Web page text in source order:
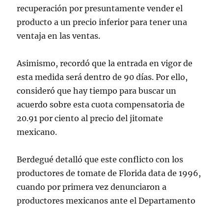
recuperación por presuntamente vender el
producto a un precio inferior para tener una
ventaja en las ventas.
Asimismo, recordó que la entrada en vigor de
esta medida será dentro de 90 días. Por ello,
consideró que hay tiempo para buscar un
acuerdo sobre esta cuota compensatoria de
20.91 por ciento al precio del jitomate
mexicano.
Berdegué detalló que este conflicto con los
productores de tomate de Florida data de 1996,
cuando por primera vez denunciaron a
productores mexicanos ante el Departamento